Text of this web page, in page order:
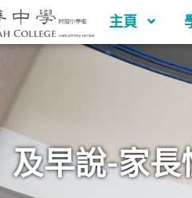
主頁
及早說-家長